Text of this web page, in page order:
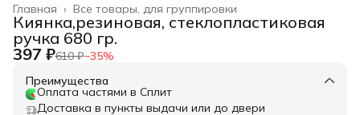
Все товары, для группировки
Главная ›
Киянка,резиновая, стеклопластиковая
ручка 680 гр.
397 ₽610 ₽−35%
Преимущества
Оплата частями в Сплит
Доставка в пункты выдачи или до двери